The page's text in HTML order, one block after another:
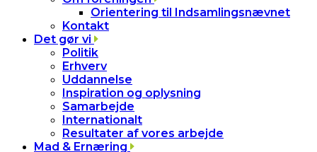
Orientering til Indsamlingsnævnet
Kontakt
Det gør vi
Politik
Erhverv
Uddannelse
Inspiration og oplysning
Samarbejde
Internationalt
Resultater af vores arbejde
Mad & Ernæring